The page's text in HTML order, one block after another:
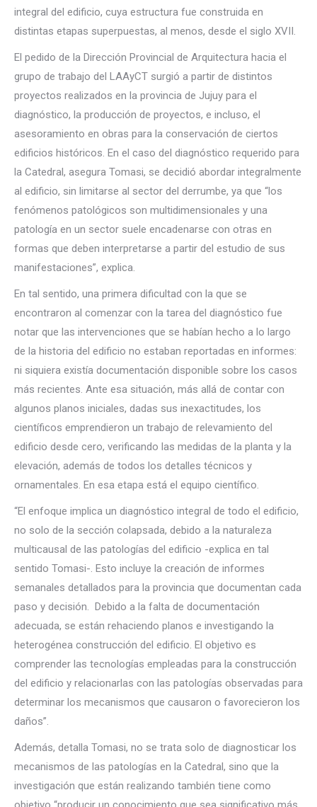
integral del edificio, cuya estructura fue construida en
distintas etapas superpuestas, al menos, desde el siglo XVII.
El pedido de la Dirección Provincial de Arquitectura hacia el
grupo de trabajo del LAAyCT surgió a partir de distintos
proyectos realizados en la provincia de Jujuy para el
diagnóstico, la producción de proyectos, e incluso, el
asesoramiento en obras para la conservación de ciertos
edificios históricos. En el caso del diagnóstico requerido para
la Catedral, asegura Tomasi, se decidió abordar integralmente
al edificio, sin limitarse al sector del derrumbe, ya que “los
fenómenos patológicos son multidimensionales y una
patología en un sector suele encadenarse con otras en
formas que deben interpretarse a partir del estudio de sus
manifestaciones”, explica.
En tal sentido, una primera dificultad con la que se
encontraron al comenzar con la tarea del diagnóstico fue
notar que las intervenciones que se habían hecho a lo largo
de la historia del edificio no estaban reportadas en informes:
ni siquiera existía documentación disponible sobre los casos
más recientes. Ante esa situación, más allá de contar con
algunos planos iniciales, dadas sus inexactitudes, los
científicos emprendieron un trabajo de relevamiento del
edificio desde cero, verificando las medidas de la planta y la
elevación, además de todos los detalles técnicos y
ornamentales. En esa etapa está el equipo científico.
“El enfoque implica un diagnóstico integral de todo el edificio,
no solo de la sección colapsada, debido a la naturaleza
multicausal de las patologías del edificio -explica en tal
sentido Tomasi-. Esto incluye la creación de informes
semanales detallados para la provincia que documentan cada
paso y decisión. Debido a la falta de documentación
adecuada, se están rehaciendo planos e investigando la
heterogénea construcción del edificio. El objetivo es
comprender las tecnologías empleadas para la construcción
del edificio y relacionarlas con las patologías observadas para
determinar los mecanismos que causaron o favorecieron los
daños”.
Además, detalla Tomasi, no se trata solo de diagnosticar los
mecanismos de las patologías en la Catedral, sino que la
investigación que están realizando también tiene como